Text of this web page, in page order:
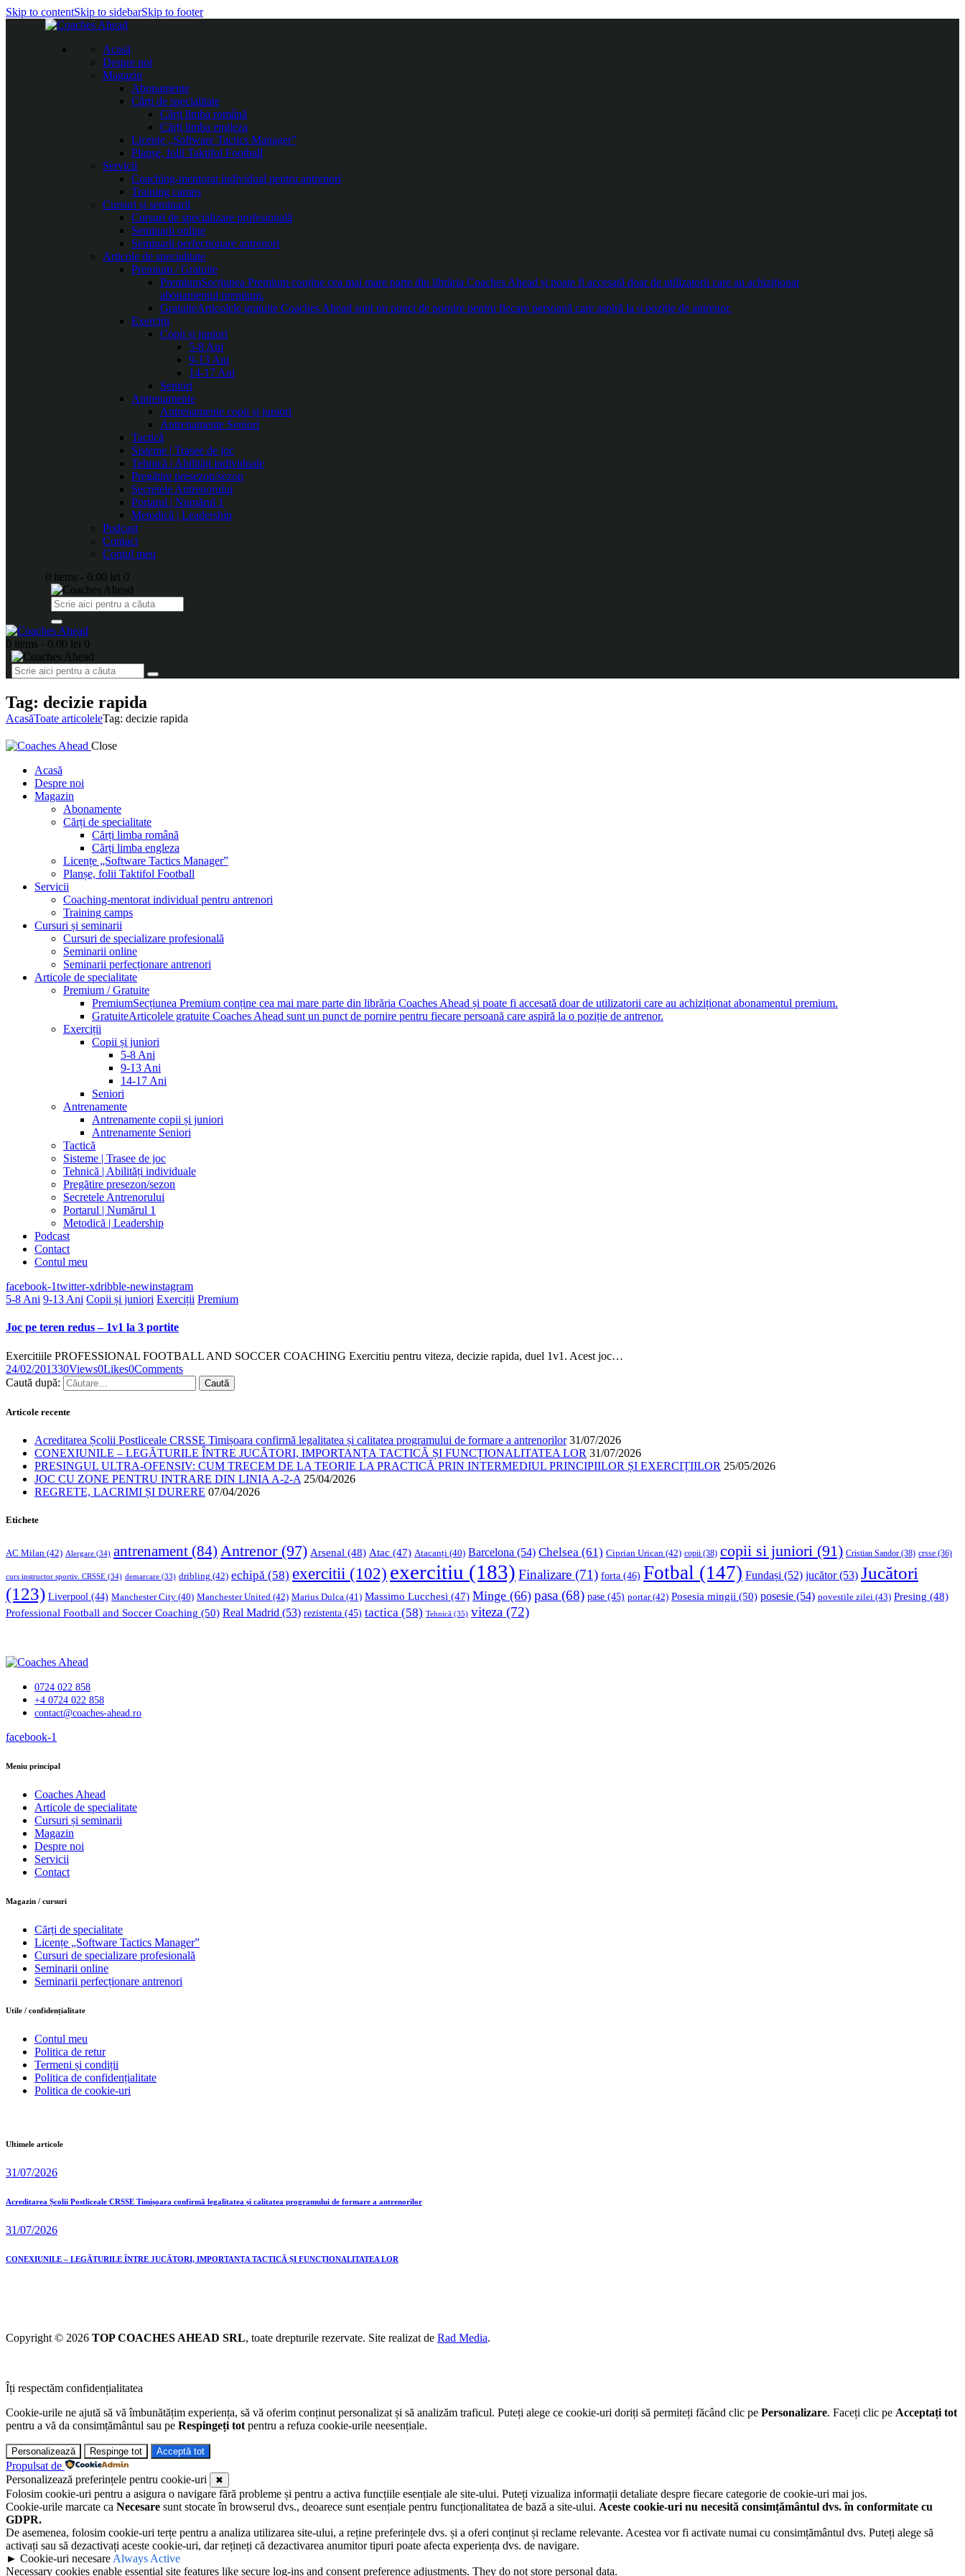
Skip to contentSkip to sidebarSkip to footer
Acasă
Despre noi
Magazin
Abonamente
Cărți de specialitate
Cărți limba română
Cărți limba engleza
Licențe „Software Tactics Manager”
Planșe, folii Taktifol Football
Servicii
Coaching-mentorat individual pentru antrenori
Training camps
Cursuri și seminarii
Cursuri de specializare profesională
Seminarii online
Seminarii perfecționare antrenori
Articole de specialitate
Premium / Gratuite
PremiumSecțiunea Premium conține cea mai mare parte din librăria Coaches Ahead și poate fi accesată doar de utilizatorii care au achiziționat
abonamentul premium.
GratuiteArticolele gratuite Coaches Ahead sunt un punct de pornire pentru fiecare persoană care aspiră la o poziție de antrenor.
Exerciții
Copii și juniori
5-8 Ani
9-13 Ani
14-17 Ani
Seniori
Antrenamente
Antrenamente copii și juniori
Antrenamente Seniori
Tactică
Sisteme | Trasee de joc
Tehnică | Abilități individuale
Pregătire presezon/sezon
Secretele Antrenorului
Portarul | Numărul 1
Metodică | Leadership
Podcast
Contact
Contul meu
0 items - 0.00 lei 0
0 items - 0.00 lei 0
Tag: decizie rapida
AcasăToate articoleleTag: decizie rapida
Close
Acasă
Despre noi
Magazin
Abonamente
Cărți de specialitate
Cărți limba română
Cărți limba engleza
Licențe „Software Tactics Manager”
Planșe, folii Taktifol Football
Servicii
Coaching-mentorat individual pentru antrenori
Training camps
Cursuri și seminarii
Cursuri de specializare profesională
Seminarii online
Seminarii perfecționare antrenori
Articole de specialitate
Premium / Gratuite
PremiumSecțiunea Premium conține cea mai mare parte din librăria Coaches Ahead și poate fi accesată doar de utilizatorii care au achiziționat abonamentul premium.
GratuiteArticolele gratuite Coaches Ahead sunt un punct de pornire pentru fiecare persoană care aspiră la o poziție de antrenor.
Exerciții
Copii și juniori
5-8 Ani
9-13 Ani
14-17 Ani
Seniori
Antrenamente
Antrenamente copii și juniori
Antrenamente Seniori
Tactică
Sisteme | Trasee de joc
Tehnică | Abilități individuale
Pregătire presezon/sezon
Secretele Antrenorului
Portarul | Numărul 1
Metodică | Leadership
Podcast
Contact
Contul meu
facebook-1twitter-xdribble-newinstagram
5-8 Ani 9-13 Ani Copii și juniori Exerciții Premium
Joc pe teren redus – 1v1 la 3 portite
Exercitiile PROFESSIONAL FOOTBALL AND SOCCER COACHING Exercitiu pentru viteza, decizie rapida, duel 1v1. Acest joc…
24/02/201330Views0Likes0Comments
Caută după:
Articole recente
Acreditarea Școlii Postliceale CRSSE Timișoara confirmă legalitatea și calitatea programului de formare a antrenorilor 31/07/2026
CONEXIUNILE – LEGĂTURILE ÎNTRE JUCĂTORI, IMPORTANȚA TACTICĂ ȘI FUNCȚIONALITATEA LOR 31/07/2026
PRESINGUL ULTRA-OFENSIV: CUM TRECEM DE LA TEORIE LA PRACTICĂ PRIN INTERMEDIUL PRINCIPIILOR ȘI EXERCIȚIILOR 25/05/2026
JOC CU ZONE PENTRU INTRARE DIN LINIA A-2-A 25/04/2026
REGRETE, LACRIMI ȘI DURERE 07/04/2026
Etichete
AC Milan (42) Alergare (34) antrenament (84) Antrenor(97) Arsenal (48) Atac (47) Atacanți (40) Barcelona (54) Chelsea (61) Ciprian Urican (42) copii (38) copii si juniori (91) Cristian Sandor (38) crsse (36)
curs instructor sportiv. CRSSE (34) demarcare (33) dribling (42) echipă (58) exercitii (102) exercitiu (183) Finalizare (71) forta (46) Fotbal (147) Fundași (52) jucător(53) Jucători
(123) Liverpool (44) Manchester City (40) Manchester United (42) Marius Dulca (41) Massimo Lucchesi (47) Minge (66) pasa (68) pase (45) portar(42) Posesia mingii (50) posesie (54) povestile zilei (43) Presing (48)
Professional Football and Soccer Coaching (50) Real Madrid (53) rezistenta (45) tactica (58) Tehnică (35) viteza (72)
0724 022 858
+4 0724 022 858
contact@coaches-ahead.ro
facebook-1
Meniu principal
Coaches Ahead
Articole de specialitate
Cursuri și seminarii
Magazin
Despre noi
Servicii
Contact
Magazin / cursuri
Cărți de specialitate
Licențe „Software Tactics Manager”
Cursuri de specializare profesională
Seminarii online
Seminarii perfecționare antrenori
Utile / confidențialitate
Contul meu
Politica de retur
Termeni și condiții
Politica de confidențialitate
Politica de cookie-uri
Ultimele articole
31/07/2026
Acreditarea Școlii Postliceale CRSSE Timișoara confirmă legalitatea și calitatea programului de formare a antrenorilor
31/07/2026
CONEXIUNILE – LEGĂTURILE ÎNTRE JUCĂTORI, IMPORTANȚA TACTICĂ ȘI FUNCȚIONALITATEA LOR
Copyright © 2026 TOP COACHES AHEAD SRL, toate drepturile rezervate. Site realizat de Rad Media.
Îți respectăm confidențialitatea
Cookie-urile ne ajută să vă îmbunătățim experiența, să vă oferim conținut personalizat și să analizăm traficul. Puteți alege ce cookie-uri doriți să permiteți făcând clic pe Personalizare. Faceți clic pe Acceptați tot
pentru a vă da consimțământul sau pe Respingeți tot pentru a refuza cookie-urile neesențiale.
Personalizează Respinge tot Acceptă tot
Propulsat de
Personalizează preferințele pentru cookie-uri
✖
Folosim cookie-uri pentru a asigura o navigare fără probleme și pentru a activa funcțiile esențiale ale site-ului. Puteți vizualiza informații detaliate despre fiecare categorie de cookie-uri mai jos.
Cookie-urile marcate ca Necesare sunt stocate în browserul dvs., deoarece sunt esențiale pentru funcționalitatea de bază a site-ului. Aceste cookie-uri nu necesită consimțământul dvs. în conformitate cu
GDPR.
De asemenea, folosim cookie-uri terțe pentru a analiza utilizarea site-ului, a reține preferințele dvs. și a oferi conținut și reclame relevante. Acestea vor fi activate numai cu consimțământul dvs. Puteți alege să
activați sau să dezactivați aceste cookie-uri, dar rețineți că dezactivarea anumitor tipuri poate afecta experiența dvs. de navigare.
► Cookie-uri necesare Always Active
Necessary cookies enable essential site features like secure log-ins and consent preference adjustments. They do not store personal data.